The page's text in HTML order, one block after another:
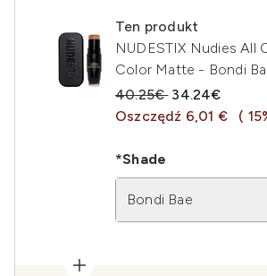
Ten produkt
NUDESTIX Nudies All
Color Matte - Bondi
Sugerowana cena
40.25€ Aktualna cena:
34.24€
Oszczędź 6,01 €
(
*Shade
Bondi Bae